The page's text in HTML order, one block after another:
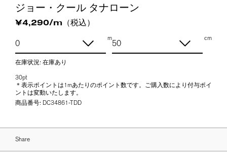
ジョー・クール タナローン
¥4,290/m（税込）
m cm
在庫状況: 在庫あり
30pt
＊表示ポイントは1mあたりのポイント数です。ご購入数により付与ポイ
ントは変動いたします。
商品番号: DC34861-TDD
Share